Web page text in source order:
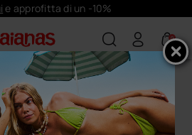
e approfitta di un -10%
0